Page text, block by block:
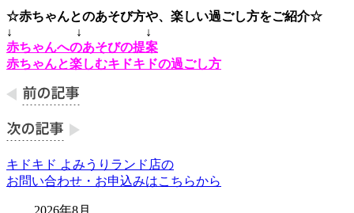
☆赤ちゃんとのあそび方や、楽しい過ごし方をご紹介☆
↓ ↓ ↓
赤ちゃんへのあそびの提案
赤ちゃんと楽しむキドキドの過ごし方
キドキド よみうりランド店の
お問い合わせ・お申込みはこちらから